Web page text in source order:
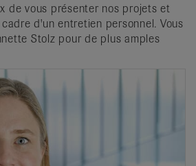
de vous présenter nos projets et
d'un entretien personnel. Vous
Stolz pour de plus amples